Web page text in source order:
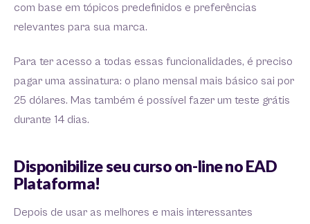
com base em tópicos predefinidos e preferências
relevantes para sua marca.
Para ter acesso a todas essas funcionalidades, é preciso
pagar uma assinatura: o plano mensal mais básico sai por
25 dólares. Mas também é possível fazer um teste grátis
durante 14 dias.
Disponibilize seu curso on-line no EAD
Plataforma!
Depois de usar as melhores e mais interessantes